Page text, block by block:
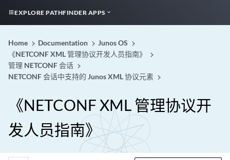
EXPLORE PATHFINDER APPS
Home Documentation
Junos OS
《NETCONF XML 管理协议开发人员指南》
管理 NETCONF 会话
NETCONF 会话中支持的 Junos XML 协议元素
《NETCONF XML 管理协议开
发人员指南》